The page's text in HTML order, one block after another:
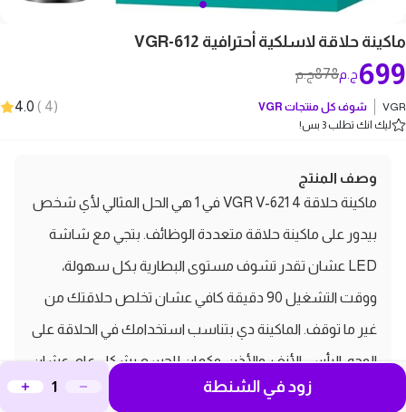
ماكينة حلاقة لاسلكية أحترافية VGR-612
878ج.م 699ج.م
VGR شوف كل منتجات VGR
(
4
)
4.0
ليك انك تطلب 3 بس!
وصف المنتج
ماكينة حلاقة VGR V-621 4 في 1 هي الحل المثالي لأي شخص
بيدور على ماكينة حلاقة متعددة الوظائف. بتجي مع شاشة
LED عشان تقدر تشوف مستوى البطارية بكل سهولة،
ووقت التشغيل 90 دقيقة كافي عشان تخلص حلاقتك من
غير ما توقف. الماكينة دي بتناسب استخدامك في الحلاقة على
الوجه، الرأس، الأنف، والأذن، وكمان للجسم بشكل عام، عشان
تكون جاهز في أي وقت. جربها، وانبسط بمظهر مرتب وأنيق
زود في الشنطة